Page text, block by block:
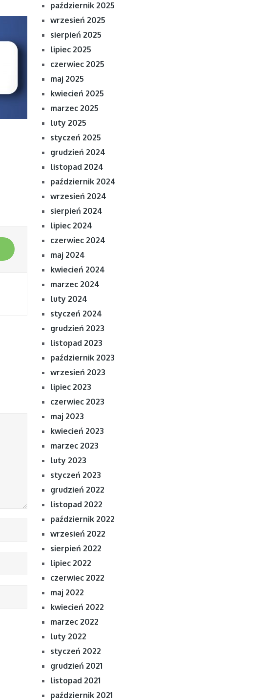
październik 2025
wrzesień 2025
sierpień 2025
lipiec 2025
czerwiec 2025
maj 2025
kwiecień 2025
marzec 2025
luty 2025
styczeń 2025
grudzień 2024
listopad 2024
październik 2024
wrzesień 2024
sierpień 2024
lipiec 2024
czerwiec 2024
maj 2024
kwiecień 2024
marzec 2024
luty 2024
styczeń 2024
grudzień 2023
listopad 2023
październik 2023
wrzesień 2023
lipiec 2023
czerwiec 2023
maj 2023
kwiecień 2023
marzec 2023
luty 2023
styczeń 2023
grudzień 2022
listopad 2022
październik 2022
wrzesień 2022
sierpień 2022
lipiec 2022
czerwiec 2022
maj 2022
kwiecień 2022
marzec 2022
luty 2022
styczeń 2022
grudzień 2021
listopad 2021
październik 2021